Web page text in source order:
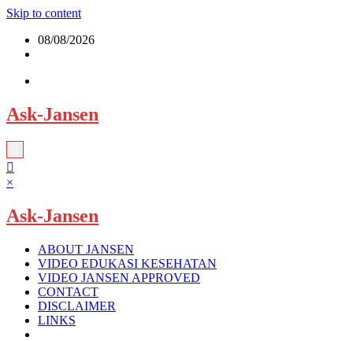
Skip to content
08/08/2026
Ask-Jansen
×
Ask-Jansen
ABOUT JANSEN
VIDEO EDUKASI KESEHATAN
VIDEO JANSEN APPROVED
CONTACT
DISCLAIMER
LINKS